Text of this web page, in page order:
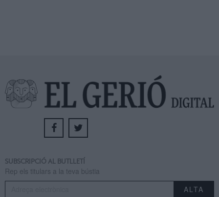
SUBSCRIPCIÓ AL BUTLLETÍ
Rep els titulars a la teva bústia